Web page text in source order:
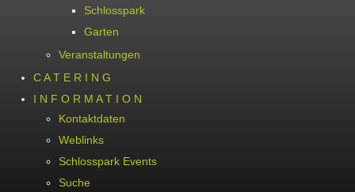
Schlosspark
Garten
Veranstaltungen
C A T E R I N G
I N F O R M A T I O N
Kontaktdaten
Weblinks
Schlosspark Events
Suche